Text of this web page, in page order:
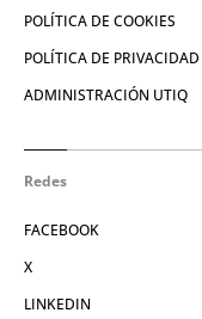
POLÍTICA DE COOKIES
POLÍTICA DE PRIVACIDAD
ADMINISTRACIÓN UTIQ
Redes
FACEBOOK
X
LINKEDIN